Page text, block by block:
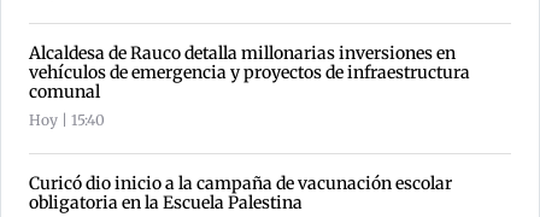
Alcaldesa de Rauco detalla millonarias inversiones en
vehículos de emergencia y proyectos de infraestructura
comunal
Hoy | 15:40
Curicó dio inicio a la campaña de vacunación escolar
obligatoria en la Escuela Palestina